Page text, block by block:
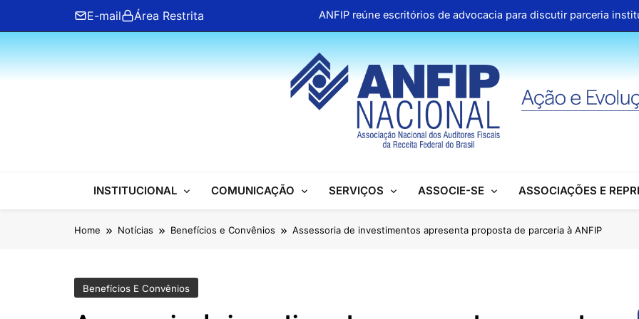
content
E-mail Área Restrita ANFIP reúne escritórios de advocacia para discutir parceria
Honras a um gigante na construção da Seguridade
Pública organiza mobilização no Congresso e
Aproveite os descontos
ANFIP reúne escritórios de advocacia para discutir parceria
Pública organiza mobilização no Congresso e
Aproveite os descontos
ANFIP Nacional
INSTITUCIONAL COMUNICAÇÃO SERVIÇOS ASSOCIE-SE ASSOCIAÇÕES E
Home Notícias Benefícios e Convênios Assessoria de investimentos apresenta proposta de parceria à ANFIP
Benefícios E Convênios